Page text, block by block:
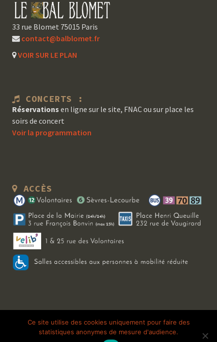
33 rue Blomet 75015 Paris
contact@balblomet.fr
VOIR SUR LE PLAN
CONCERTS :
Réservations en ligne sur le site, FNAC ou sur place les
soirs de concert
Voir la programmation
ACCÈS
Copyright 2026 Le Bal Blomet | Tous droits réservés | Mentions légales
Galerie photo
Ce site utilise des cookies uniquement pour faire des
statistiques anonymes de mesure d'audience.